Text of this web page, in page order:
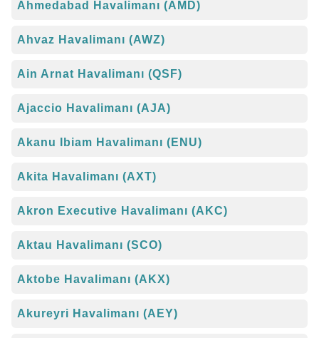
Ahmedabad Havalimanı (AMD)
Ahvaz Havalimanı (AWZ)
Ain Arnat Havalimanı (QSF)
Ajaccio Havalimanı (AJA)
Akanu Ibiam Havalimanı (ENU)
Akita Havalimanı (AXT)
Akron Executive Havalimanı (AKC)
Aktau Havalimanı (SCO)
Aktobe Havalimanı (AKX)
Akureyri Havalimanı (AEY)